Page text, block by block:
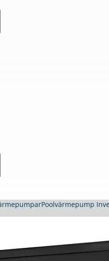
Poolvärmepump